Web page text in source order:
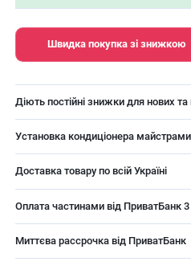
Швидка покупка зі знижкою
Діють постійні знижки для нових та
Установка кондиціонера майстрами
Доставка товару по всій Україні
Оплата частинами від ПриватБанк 3
Миттєва рассрочка від ПриватБанк